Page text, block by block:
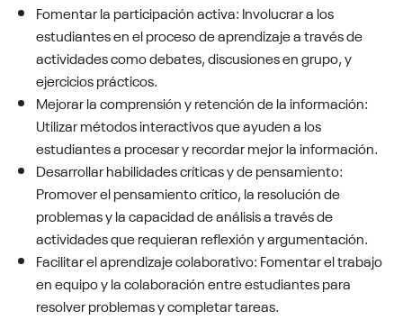
Fomentar la participación activa: Involucrar a los
estudiantes en el proceso de aprendizaje a través de
actividades como debates, discusiones en grupo, y
ejercicios prácticos.
Mejorar la comprensión y retención de la información:
Utilizar métodos interactivos que ayuden a los
estudiantes a procesar y recordar mejor la información.
Desarrollar habilidades críticas y de pensamiento:
Promover el pensamiento crítico, la resolución de
problemas y la capacidad de análisis a través de
actividades que requieran reflexión y argumentación.
Facilitar el aprendizaje colaborativo: Fomentar el trabajo
en equipo y la colaboración entre estudiantes para
resolver problemas y completar tareas.